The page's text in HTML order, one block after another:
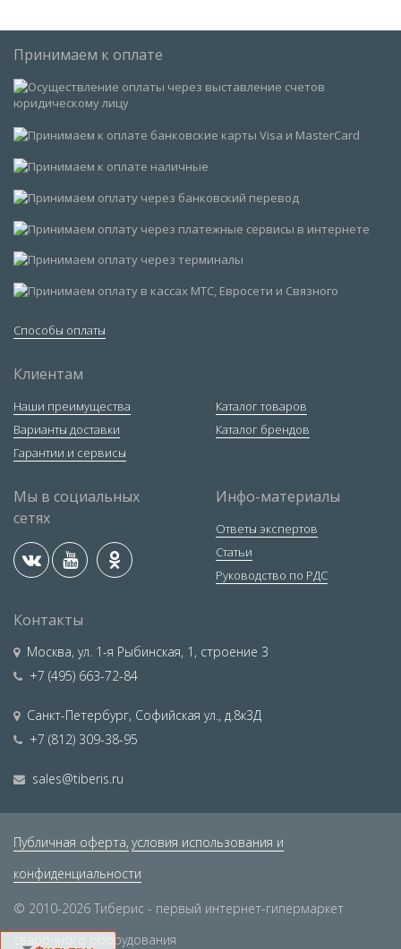
Принимаем к оплате
Способы оплаты
Клиентам
Наши преимущества
Варианты доставки
Гарантии и сервисы
Каталог товаров
Каталог брендов
Мы в социальных
сетях
Инфо-материалы
Ответы экспертов
Статьи
Руководство по РДС
Контакты
Москва, ул. 1-я Рыбинская, 1, строение 3
+7 (495) 663-72-84
Санкт-Петербург, Софийская ул., д.8к3Д
+7 (812) 309-38-95
sales@tiberis.ru
Публичная оферта, условия использования и
конфиденциальности
© 2010-2026 Тиберис - первый интернет-гипермаркет
сварочного оборудования